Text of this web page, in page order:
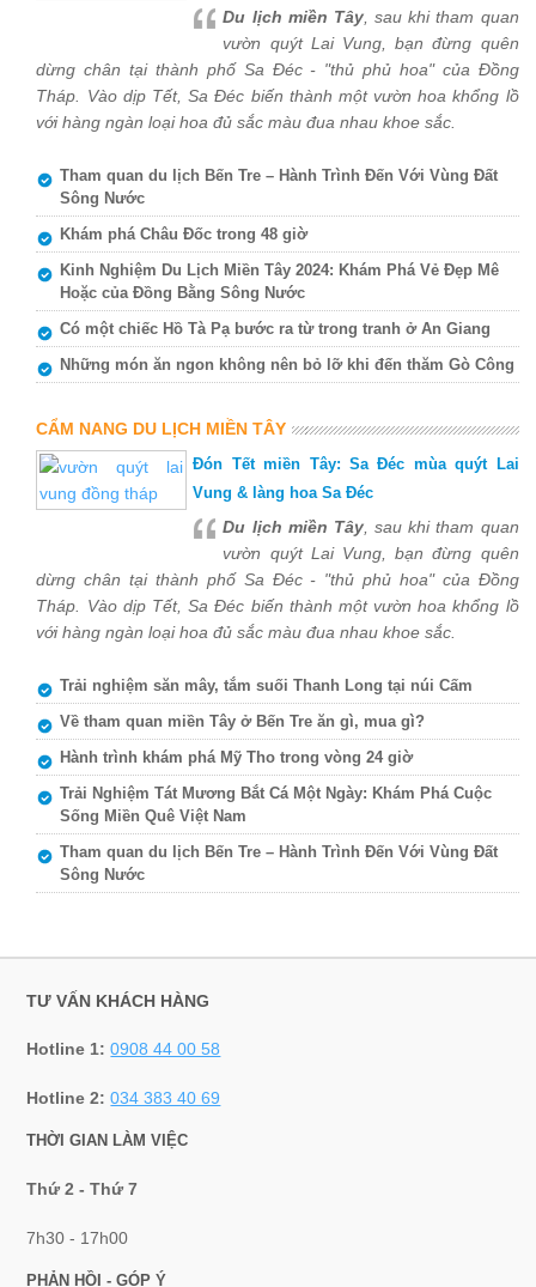
Du lịch miền Tây, sau khi tham quan
vườn quýt Lai Vung, bạn đừng quên
dừng chân tại thành phố Sa Đéc - "thủ phủ hoa" của Đồng
Tháp. Vào dịp Tết, Sa Đéc biến thành một vườn hoa khổng lồ
với hàng ngàn loại hoa đủ sắc màu đua nhau khoe sắc.
Tham quan du lịch Bến Tre – Hành Trình Đến Với Vùng Đất
Sông Nước
Khám phá Châu Đốc trong 48 giờ
Kinh Nghiệm Du Lịch Miền Tây 2024: Khám Phá Vẻ Đẹp Mê
Hoặc của Đồng Bằng Sông Nước
Có một chiếc Hồ Tà Pạ bước ra từ trong tranh ở An Giang
Những món ăn ngon không nên bỏ lỡ khi đến thăm Gò Công
CẨM NANG DU LỊCH MIỀN TÂY
Đón Tết miền Tây: Sa Đéc mùa quýt Lai
Vung & làng hoa Sa Đéc
Du lịch miền Tây, sau khi tham quan
vườn quýt Lai Vung, bạn đừng quên
dừng chân tại thành phố Sa Đéc - "thủ phủ hoa" của Đồng
Tháp. Vào dịp Tết, Sa Đéc biến thành một vườn hoa khổng lồ
với hàng ngàn loại hoa đủ sắc màu đua nhau khoe sắc.
Trải nghiệm săn mây, tắm suối Thanh Long tại núi Cấm
Về tham quan miền Tây ở Bến Tre ăn gì, mua gì?
Hành trình khám phá Mỹ Tho trong vòng 24 giờ
Trải Nghiệm Tát Mương Bắt Cá Một Ngày: Khám Phá Cuộc
Sống Miền Quê Việt Nam
Tham quan du lịch Bến Tre – Hành Trình Đến Với Vùng Đất
Sông Nước
TƯ VẤN KHÁCH HÀNG
Hotline 1:0908 44 00 58
Hotline 2:034 383 40 69
THỜI GIAN LÀM VIỆC
Thứ 2 - Thứ 7
7h30 - 17h00
PHẢN HỒI - GÓP Ý